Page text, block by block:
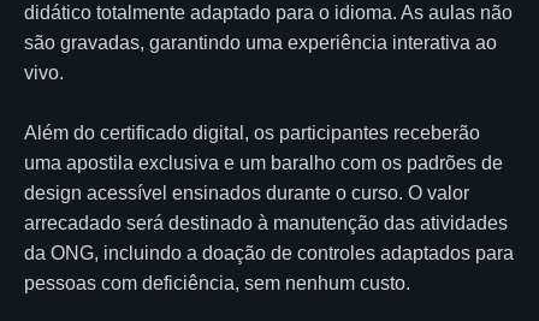
didático totalmente adaptado para o idioma. As aulas não
são gravadas, garantindo uma experiência interativa ao
vivo.
Além do certificado digital, os participantes receberão
uma apostila exclusiva e um baralho com os padrões de
design acessível ensinados durante o curso. O valor
arrecadado será destinado à manutenção das atividades
da ONG, incluindo a doação de controles adaptados para
pessoas com deficiência, sem nenhum custo.